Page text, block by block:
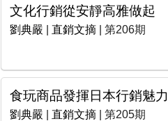
文化行銷從安靜高雅做起
劉典嚴 直銷文摘 | 第206期
食玩商品發揮日本行銷魅力
劉典嚴 直銷文摘 | 第205期